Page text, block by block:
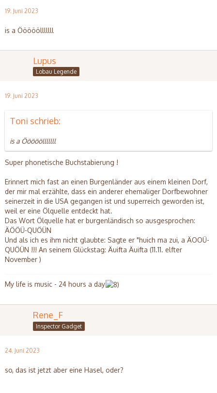
19. Juni 2023
is a Ööööölllllll
Lupus
Lobau Legende
19. Juni 2023
Toni schrieb:
is a Ööööölllllll
Super phonetische Buchstabierung !
Erinnert mich fast an einen Burgenländer aus einem kleinen Dorf,
der mir mal erzählte, dass ein anderer ehemaliger Dorfbewohner
seinerzeit in die USA gegangen ist und superreich geworden ist,
weil er eine Ölquelle entdeckt hat.
Das Wort Ölquelle hat er burgenländisch so ausgesprochen:
ÄÖÖÜ-QUÖÜN
Und als ich es ihm nicht glaubte: Sagte er "huich ma zui, a ÄOOÜ-
QUÖÜN !!! An seinem Glückstag: Äuifta Äuifta (11.11. elfter
November )
My life is music - 24 hours a day
Rene_F
Inspector Gadget
24. Juni 2023
so, das ist jetzt aber eine Hasel, oder?